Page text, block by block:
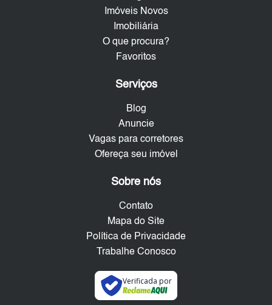
Imóveis Novos
Imobiliária
O que procura?
Favoritos
Serviços
Blog
Anuncie
Vagas para corretores
Ofereça seu imóvel
Sobre nós
Contato
Mapa do Site
Política de Privacidade
Trabalhe Conosco
Verificada por